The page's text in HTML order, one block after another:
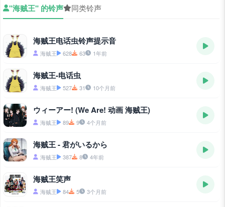
"海贼王" 的铃声 同类铃声
海贼王电话虫铃声提示音
海贼王 628 63 1年前
海贼王-电话虫
海贼王 527 31 10个月前
ウィーアー! (We Are! 动画 海贼王)
海贼王 89 9 4个月前
海贼王 - 君がいるから
海贼王 387 8 4年前
海贼王笑声
海贼王 84 5 3个月前